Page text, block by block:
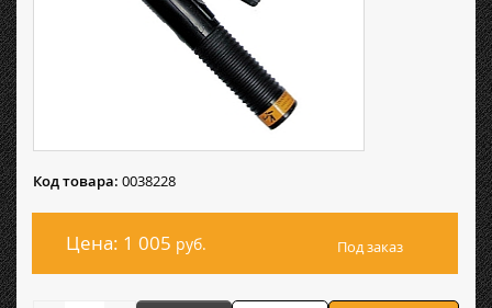
Код товара: 0038228
Цена: 1 005 руб. Под заказ